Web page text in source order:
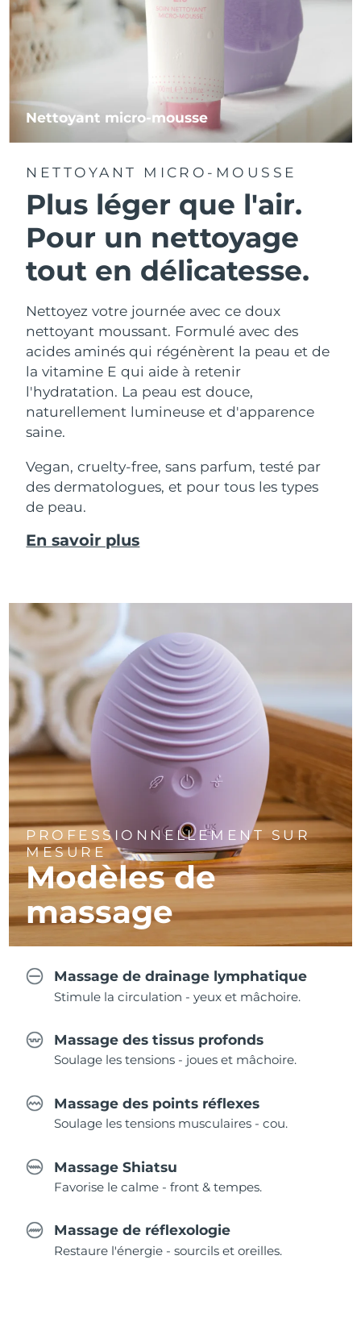
Nettoyant micro-mousse
NETTOYANT MICRO-MOUSSE
Plus léger que l'air.
Pour un nettoyage
tout en délicatesse.
Nettoyez votre journée avec ce doux
nettoyant moussant. Formulé avec des
acides aminés qui régénèrent la peau et de
la vitamine E qui aide à retenir
l'hydratation. La peau est douce,
naturellement lumineuse et d'apparence
saine.
Vegan, cruelty-free, sans parfum, testé par
des dermatologues, et pour tous les types
de peau.
En savoir plus
PROFESSIONNELLEMENT SUR
MESURE
Modèles de
massage
Massage de drainage lymphatique
Stimule la circulation - yeux et mâchoire.
Massage des tissus profonds
Soulage les tensions - joues et mâchoire.
Massage des points réflexes
Soulage les tensions musculaires - cou.
Massage Shiatsu
Favorise le calme - front & tempes.
Massage de réflexologie
Restaure l'énergie - sourcils et oreilles.